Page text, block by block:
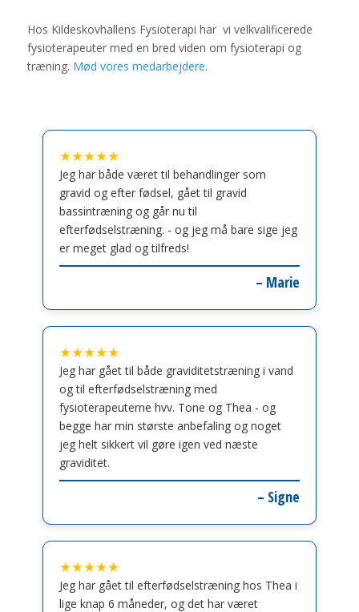
Hos Kildeskovhallens Fysioterapi har vi velkvalificerede
fysioterapeuter med en bred viden om fysioterapi og
træning. Mød vores medarbejdere.
★★★★★
Jeg har både været til behandlinger som
gravid og efter fødsel, gået til gravid
bassintræning og går nu til
efterfødselstræning. - og jeg må bare sige jeg
er meget glad og tilfreds!
– Marie
★★★★★
Jeg har gået til både graviditetstræning i vand
og til efterfødselstræning med
fysioterapeuterne hvv. Tone og Thea - og
begge har min største anbefaling og noget
jeg helt sikkert vil gøre igen ved næste
graviditet.
– Signe
★★★★★
Jeg har gået til efterfødselstræning hos Thea i
lige knap 6 måneder, og det har været